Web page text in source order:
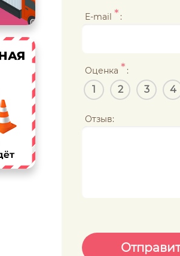
E-mail * :
Оценка * :
1 2 3 4
Отзыв: